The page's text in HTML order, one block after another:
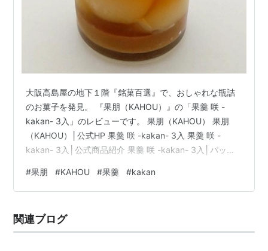
大阪高島屋の地下１階『銘菓百選』で、おしゃれな瓶詰
のお菓子を発見。 『果朋（KAHOU）』の「果羹 咲 -
kakan- 3入」のレビューです。 果朋（KAHOU） 果朋
（KAHOU）│公式HP 果羹 咲 -kakan- 3入 果羹 咲 -
kakan- 3入│公式商品紹介 果羹 咲 -kakan- 3入│パッケ
羹 みたらし団子＆きなこ羊羹│パッケージ・サイズ・賞
味期限・重さ・カロリー みたらし団子＆きなこ羊羹│ス
いただきます！ かのこ＆餡わらび かのこ＆餡わらび│パ
ッケージ・サイズ・賞味期限・…
#果朋 #KAHOU #果羹 #kakan
関連ブログ